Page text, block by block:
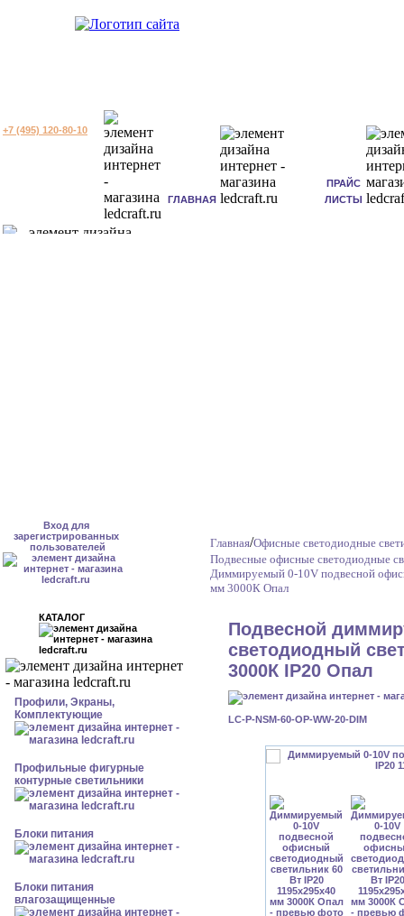
+7 (495) 120-80-10
ГЛАВНАЯ
ПРАЙС
ЛИСТЫ
Вход для
зарегистрированных
пользователей
КАТАЛОГ
Профили, Экраны,
Комплектующие
Профильные фигурные
контурные светильники
Блоки питания
Блоки питания
влагозащищенные
Главная/Офисные светодиодные
Подвесные офисные светодиодные
Диммируемый 0-10V подвесной
мм 3000К Опал
Подвесной
светодиодный
3000К IP20 Опал
LC-P-NSM-60-OP-WW-20-DIM